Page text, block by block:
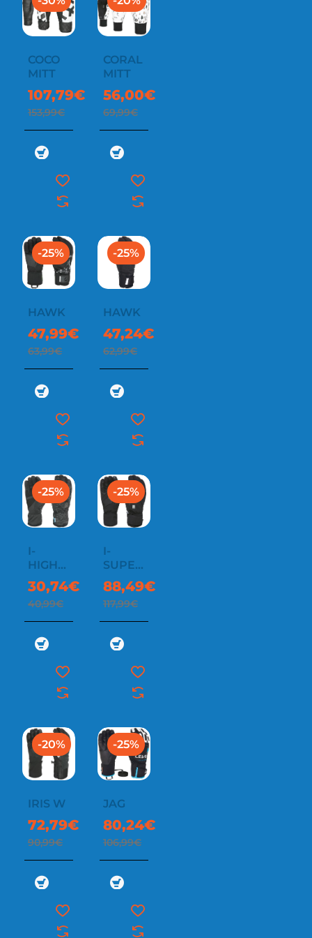
COCO
MITT
107,79€
153,99€
CORAL
MITT
56,00€
69,99€
-25%
HAWK
47,99€
63,99€
-25%
HAWK
47,24€
62,99€
-25%
I-
HIGHLAND
GLOVES
30,74€
40,99€
-25%
I-
SUPER
RADIATOR
88,49€
117,99€
-20%
IRIS W
72,79€
90,99€
-25%
JAG
80,24€
106,99€